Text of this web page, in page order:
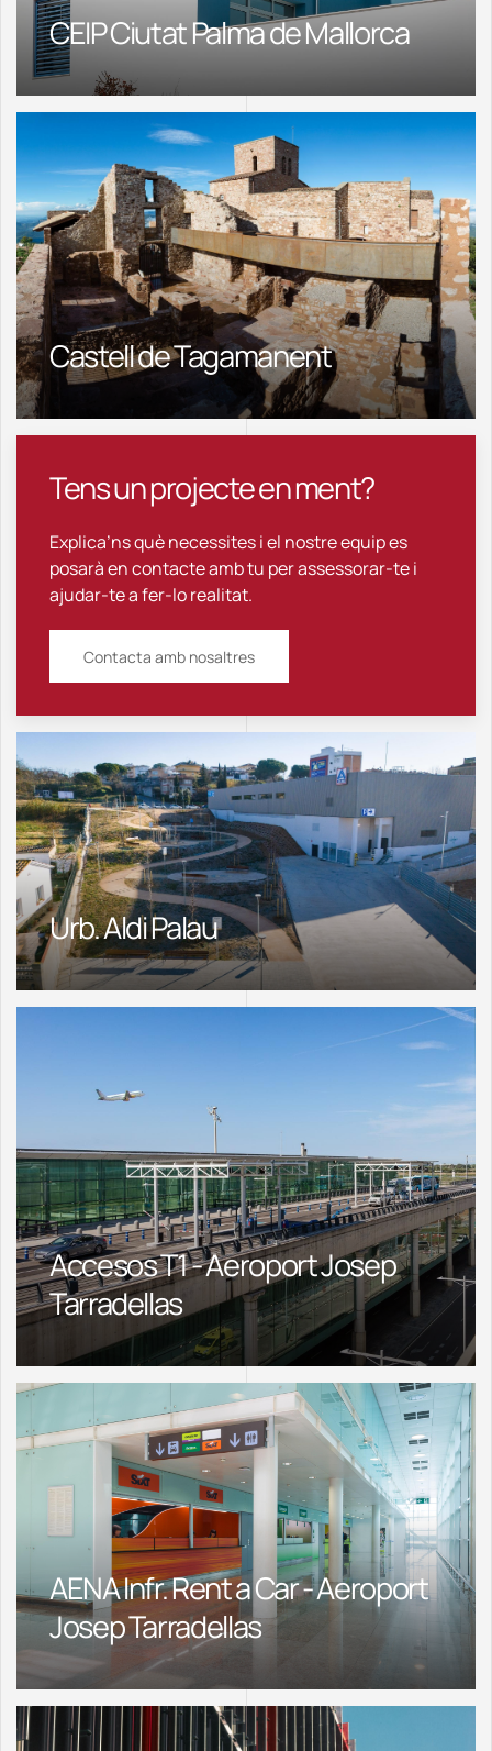
CEIP Ciutat Palma de Mallorca
Castell de Tagamanent
Tens un projecte en ment?
Explica’ns què necessites i el nostre equip es
posarà en contacte amb tu per assessorar-te i
ajudar-te a fer-lo realitat.
Contacta amb nosaltres
Urb. Aldi Palau
Accesos T1 - Aeroport Josep
Tarradellas
AENA Infr. Rent a Car - Aeroport
Josep Tarradellas